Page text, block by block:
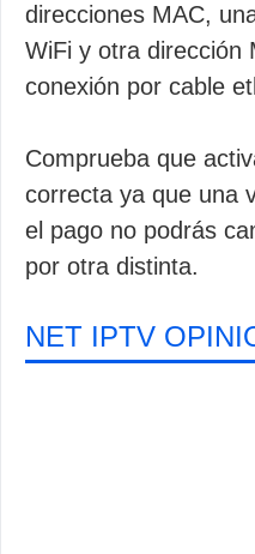
direcciones MAC,
WiFi y otra dirección
conexión por cable
Comprueba que
correcta ya que una
el pago no podrás
por otra distinta.
NET IPTV